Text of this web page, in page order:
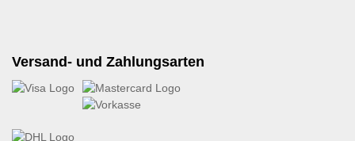
Versand- und Zahlungsarten